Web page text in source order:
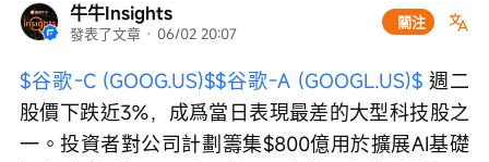
牛牛Insights
發表了文章 · 06/02 20:07
關注
$谷歌-C (GOOG.US)$$谷歌-A (GOOGL.US)$ 週二
股價下跌近3%，成爲當日表現最差的大型科技股之
一。投資者對公司計劃籌集$800億用於擴展AI基礎